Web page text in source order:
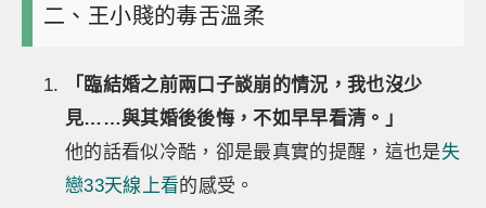
二、王小賤的毒舌溫柔
「臨結婚之前兩口子談崩的情況，我也沒少
見……與其婚後後悔，不如早早看清。」
他的話看似冷酷，卻是最真實的提醒，這也是失
戀33天線上看的感受。